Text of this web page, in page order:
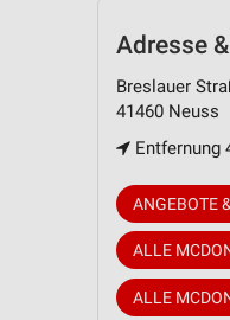
Adresse
Breslauer
41460 Neuss
Entfernung
ANGEBOTE
ALLE
ALLE